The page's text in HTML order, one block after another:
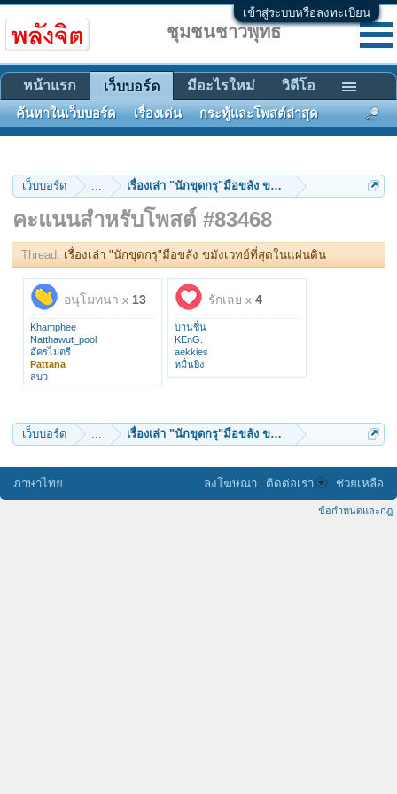
เข้าสู่ระบบหรือลงทะเบียน
เว็บบอร์ด ... เรื่องเล่า "นักขุดกรุ"มือขลัง ขมังเวทย์ที่สุดในแผ่นดิน
คะแนนสำหรับโพสต์ #83468
Thread: เรื่องเล่า "นักขุดกรุ"มือขลัง ขมังเวทย์ที่สุดในแผ่นดิน
อนุโมทนา x 13
Khamphee
Natthawut_pool
อัครไมตรี
Pattana
สบว
tap206
ศรีอุบล๑
pass6998
บัวแรกแย้ม
รักเลย x 4
บานชื่น
KEnG.
aekkies
หมื่นยิ่ง
เว็บบอร์ด ... เรื่องเล่า "นักขุดกรุ"มือขลัง ขมังเวทย์ที่สุดในแผ่นดิน
ชุมชนชาวพุทธ
หน้าแรก เว็บบอร์ด
ค้นหาในเว็บบอร์ด เรื่องเด่น กระทู้และโพสต์ล่าสุด
มีอะไรใหม่ วิดีโอ
ภาษาไทย ลงโฆษณา ติดต่อเรา ช่วยเหลือ
ข้อกำหนดและกฎ